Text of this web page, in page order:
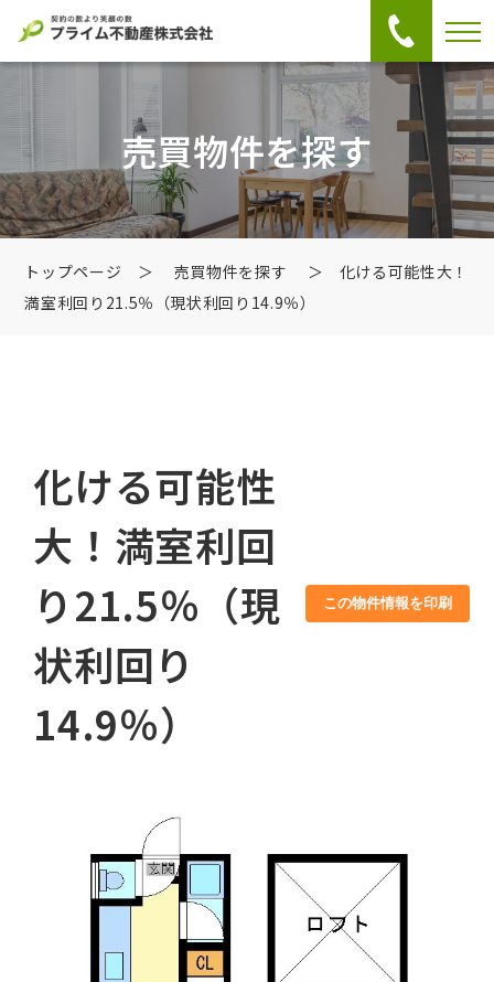
売買物件を探す
トップページ ＞ 売買物件を探す
＞ 化ける可能性大！
満室利回り21.5％（現状利回り14.9％）
化ける可能性
大！満室利回
り21.5％（現
状利回り
14.9％）
この物件情報を印刷